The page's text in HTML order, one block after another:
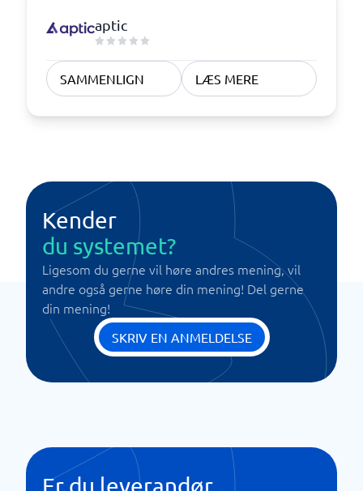
aptic
SAMMENLIGN LÆS MERE
Kender
du systemet?
Ligesom du gerne vil høre andres mening, vil
andre også gerne høre din mening! Del gerne
din mening!
SKRIV EN ANMELDELSE